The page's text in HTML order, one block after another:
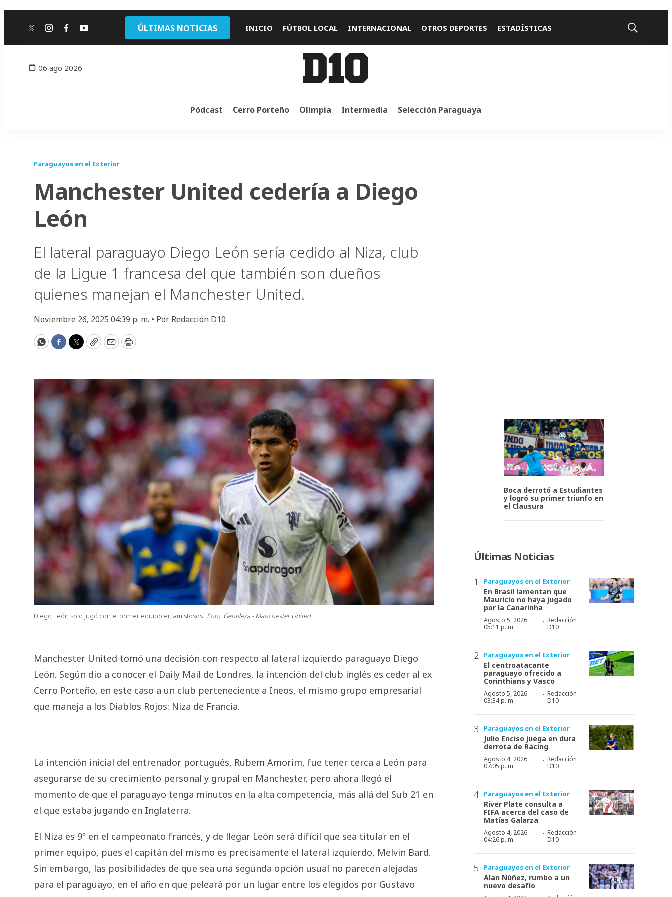
twitterinstagram
facebook
youtube ÚLTIMAS NOTICIAS INICIO FÚTBOL LOCAL INTERNACIONAL OTROS DEPORTES ESTADÍSTICAS
Mostrar
06 ago 2026
Pódcast Cerro Porteño Olimpia Intermedia Selección Paraguaya
Paraguayos en el Exterior
Manchester United cedería a Diego
León
El lateral paraguayo Diego León sería cedido al Niza, club
de la Ligue 1 francesa del que también son dueños
quienes manejan el Manchester United.
Noviembre 26, 2025 04:39 p. m. • Por Redacción D10
WhatsApp
Facebook
Twitter
CopyEmailPrint
Diego León solo jugó con el primer equipo en amistosos. Foto: Gentileza - Manchester United
Manchester United tomó una decisión con respecto al lateral izquierdo paraguayo Diego
León. Según dio a conocer el Daily Mail de Londres, la intención del club inglés es ceder al ex
Cerro Porteño, en este caso a un club perteneciente a Ineos, el mismo grupo empresarial
que maneja a los Diablos Rojos: Niza de Francia.
La intención inicial del entrenador portugués, Rubem Amorim, fue tener cerca a León para
asegurarse de su crecimiento personal y grupal en Manchester, pero ahora llegó el
momento de que el paraguayo tenga minutos en la alta competencia, más allá del Sub 21 en
el que estaba jugando en Inglaterra.
El Niza es 9º en el campeonato francés, y de llegar León será difícil que sea titular en el
primer equipo, pues el capitán del mismo es precisamente el lateral izquierdo, Melvin Bard.
Sin embargo, las posibilidades de que sea una segunda opción usual no parecen alejadas
para el paraguayo, en el año en que peleará por un lugar entre los elegidos por Gustavo
Boca derrotó a Estudiantes
y logró su primer triunfo en
el Clausura
Últimas Noticias
Paraguayos en el Exterior
En Brasil lamentan que
Mauricio no haya jugado
por la Canarinha
Agosto 5, 2026
05:11 p. m.
· Redacción
D10
Paraguayos en el Exterior
El centroatacante
paraguayo ofrecido a
Corinthians y Vasco
Agosto 5, 2026
03:34 p. m.
· Redacción
D10
Paraguayos en el Exterior
Julio Enciso juega en dura
derrota de Racing
Agosto 4, 2026
07:05 p. m.
· Redacción
D10
Paraguayos en el Exterior
River Plate consulta a
FIFA acerca del caso de
Matías Galarza
Agosto 4, 2026
04:26 p. m.
· Redacción
D10
Paraguayos en el Exterior
Alan Núñez, rumbo a un
nuevo desafío